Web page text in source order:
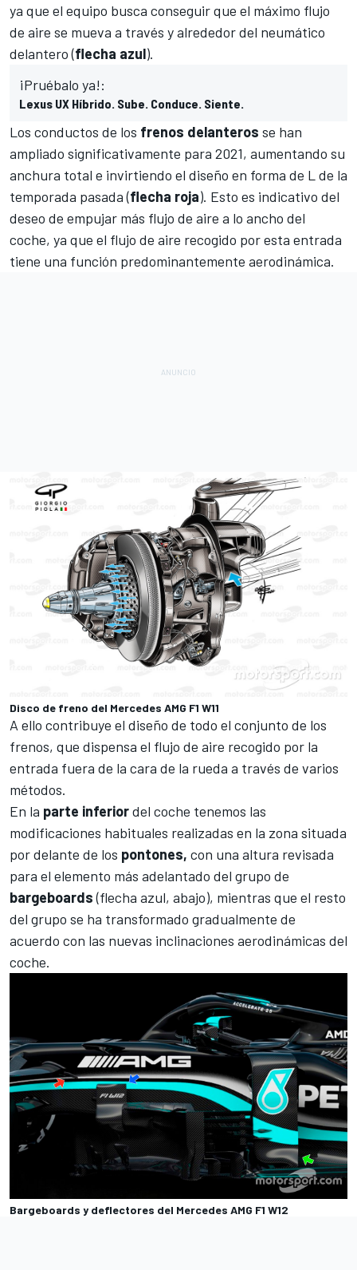
ya que el equipo busca conseguir que el máximo flujo
de aire se mueva a través y alrededor del neumático
delantero (flecha azul).
¡Pruébalo ya!:
Lexus UX Híbrido. Sube. Conduce. Siente.
Los conductos de los frenos delanteros se han
ampliado significativamente para 2021, aumentando su
anchura total e invirtiendo el diseño en forma de L de la
temporada pasada (flecha roja). Esto es indicativo del
deseo de empujar más flujo de aire a lo ancho del
coche, ya que el flujo de aire recogido por esta entrada
tiene una función predominantemente aerodinámica.
Disco de freno del Mercedes AMG F1 W11
A ello contribuye el diseño de todo el conjunto de los
frenos, que dispensa el flujo de aire recogido por la
entrada fuera de la cara de la rueda a través de varios
métodos.
En la parte inferiordel coche tenemos las
modificaciones habituales realizadas en la zona situada
por delante de los pontones, con una altura revisada
para el elemento más adelantado del grupo de
bargeboards(flecha azul, abajo), mientras que el resto
del grupo se ha transformado gradualmente de
acuerdo con las nuevas inclinaciones aerodinámicas del
coche.
Bargeboards y deflectores del Mercedes AMG F1 W12